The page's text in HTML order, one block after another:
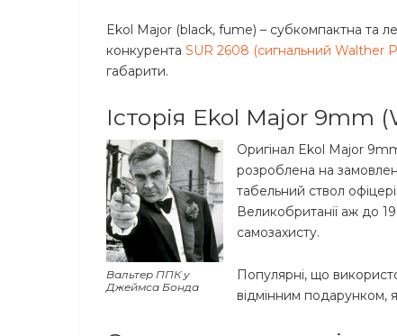
Ekol Major (black, fume) – субкомпактна та
конкурентаSUR 2608 (сигнальний Walther
габарити.
Історія Ekol Major 9mm
Вальтер ППК у
Джеймса Бонда
Оригінал Ekol Major
розроблена на
табельний ствол
Великобританії аж до
самозахисту.
Популярні, що
відмінним подарунком,